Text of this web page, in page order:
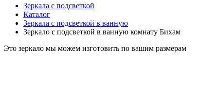
Зеркала с подсветкой
Каталог
Зеркала с подсветкой в ванную
Зеркало с подсветкой в ванную комнату Бихам
Это зеркало мы можем изготовить по вашим размерам